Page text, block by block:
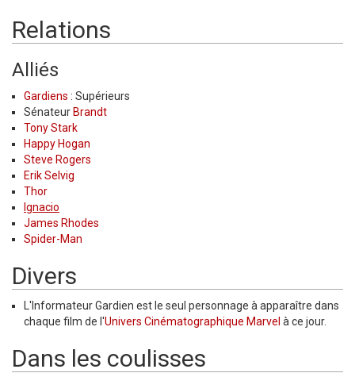
Relations
Alliés
Gardiens : Supérieurs
SénateurBrandt
Tony Stark
Happy Hogan
Steve Rogers
Erik Selvig
Thor
Ignacio
James Rhodes
Spider-Man
Divers
L'Informateur Gardien est le seul personnage à apparaître dans
chaque film de l'Univers Cinématographique Marvel à ce jour.
Dans les coulisses